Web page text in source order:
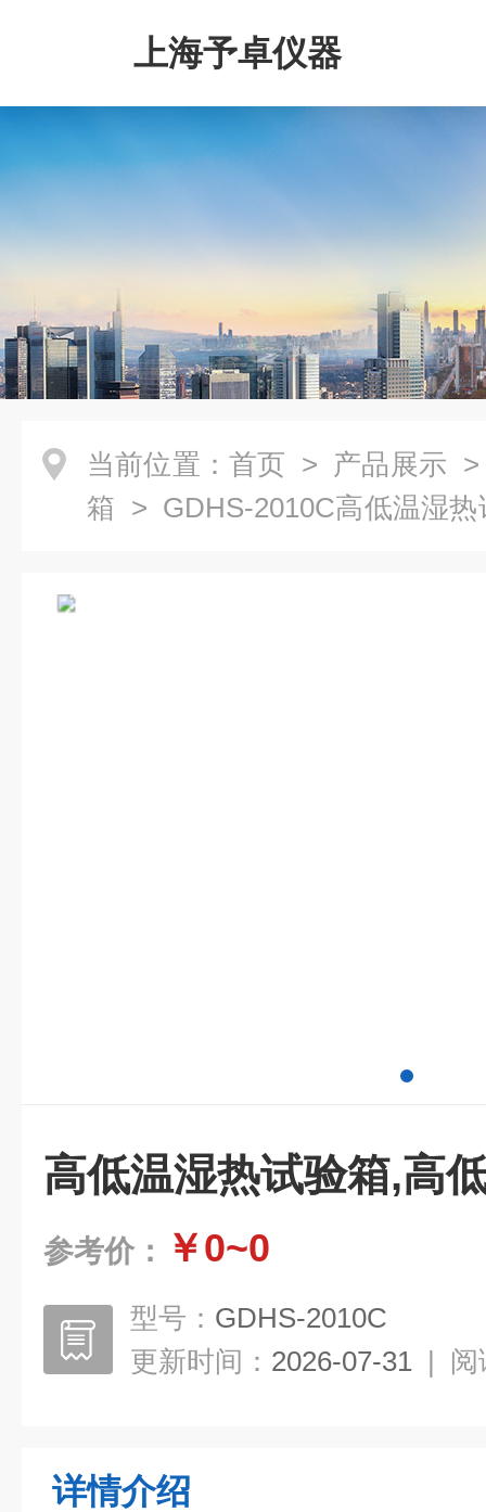
上海予卓仪器
当前位置： 首页 > 产品展示
箱 > GDHS-2010C高低温湿
高低温湿热试验箱,高
参考价： ￥0~0
型号： GDHS-2010C
更新时间： 2026-07-31 | 阅
详情介绍